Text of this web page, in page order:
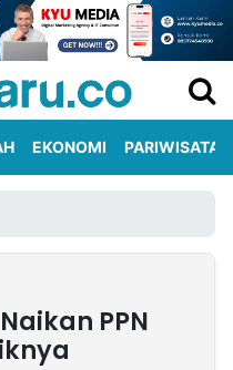
EKONOMI PARIWISATA
PPN